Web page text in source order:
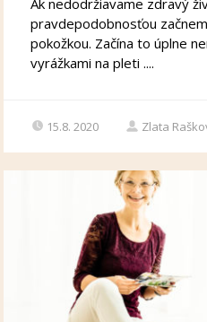
pravdepodobnosťou
pokožkou. Začína to úplne
vyrážkami na pleti ....
15.8. 2020 Zlata